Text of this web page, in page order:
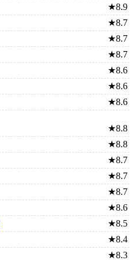
★8.9
★8.7
★8.7
★8.7
★8.6
★8.6
★8.6
★8.8
★8.8
★8.7
★8.7
★8.7
★8.6
★8.5
★8.4
★8.3